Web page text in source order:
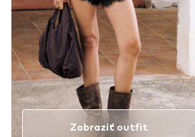
Zobraziť outfit